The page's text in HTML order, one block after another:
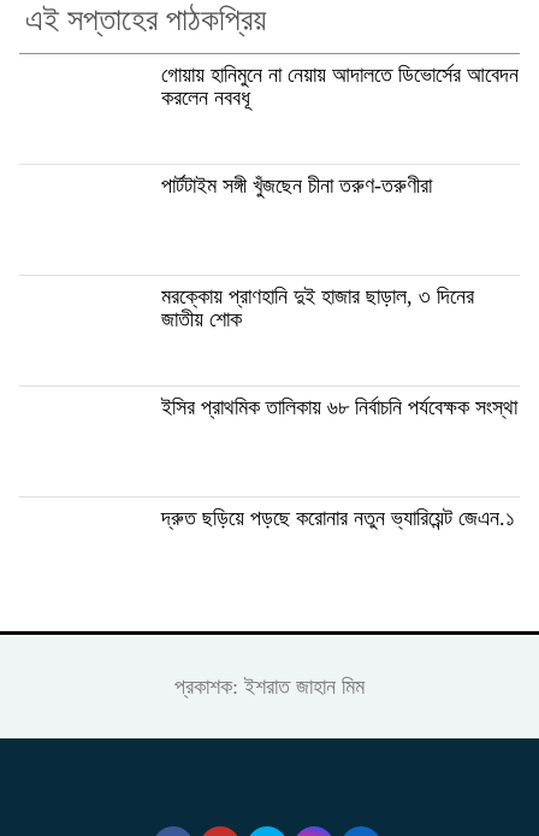
এই সপ্তাহের পাঠকপ্রিয়
গোয়ায় হানিমুনে না নেয়ায় আদালতে ডিভোর্সের আবেদন
করলেন নববধূ
পার্টটাইম সঙ্গী খুঁজছেন চীনা তরুণ-তরুণীরা
মরক্কোয় প্রাণহানি দুই হাজার ছাড়াল, ৩ দিনের
জাতীয় শোক
ইসির প্রাথমিক তালিকায় ৬৮ নির্বাচনি পর্যবেক্ষক সংস্থা
দ্রুত ছড়িয়ে পড়ছে করোনার নতুন ভ্যারিয়েন্ট জেএন.১
প্রকাশক: ইশরাত জাহান মিম